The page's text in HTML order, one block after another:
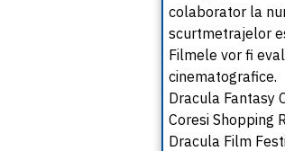
colaborator la
scurtmetrajelor
Filmele vor fi
cinematografice.
Dracula Fantasy
Coresi Shopping
Dracula Film